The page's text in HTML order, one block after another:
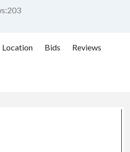
203
Location Bids Reviews